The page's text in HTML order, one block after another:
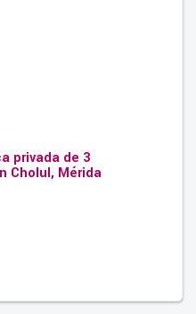
privada de 3
Cholul, Mérida